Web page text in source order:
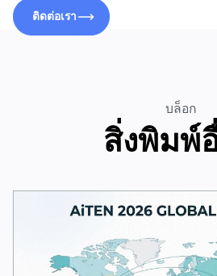
ติดต่อเรา
บล็อก
สิ่งพิมพ์